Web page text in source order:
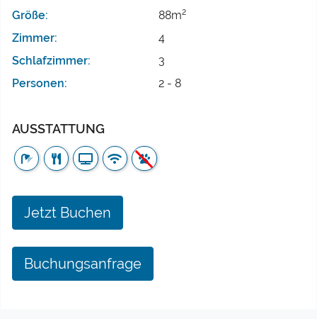
Größe:
88m2
Zimmer:
4
Schlafzimmer:
3
Personen:
2 - 8
AUSSTATTUNG
Jetzt Buchen
Buchungsanfrage